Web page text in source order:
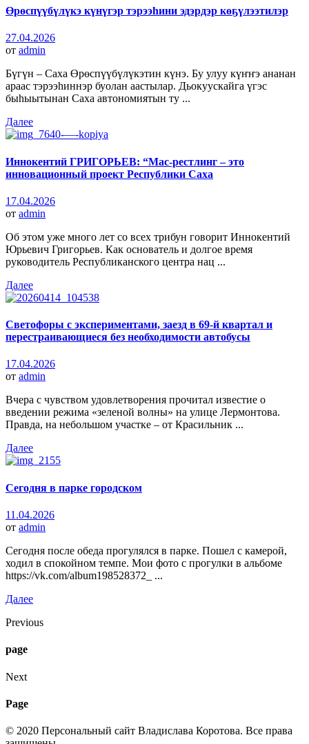
Өрөспүүбүлүкэ күнүгэр тэрээһини эдэрдэр көҕүлээтилэр
27.04.2026
от admin
Бүгүн – Саха Өрөспүүбүлүкэтин күнэ. Бу улуу күҥҥэ ананан
араас тэрээһиннэр буолан аастылар. Дьокуускайга үгэс
быһыытынан Саха автономиятын ту ...
Далее
Иннокентий ГРИГОРЬЕВ: “Мас-рестлинг – это
инновационный проект Республики Саха
17.04.2026
от admin
Об этом уже много лет со всех трибун говорит Иннокентий
Юрьевич Григорьев. Как основатель и долгое время
руководитель Республиканского центра нац ...
Далее
Светофоры с экспериментами, заезд в 69-й квартал и
перестраивающиеся без необходимости автобусы
17.04.2026
от admin
Вчера с чувством удовлетворения прочитал известие о
введении режима «зеленой волны» на улице Лермонтова.
Правда, на небольшом участке – от Красильник ...
Далее
Сегодня в парке городском
11.04.2026
от admin
Сегодня после обеда прогулялся в парке. Пошел с камерой,
ходил в спокойном темпе. Мои фото с прогулки в альбоме
https://vk.com/album198528372_ ...
Далее
Previous
page
Next
Page
© 2020 Персональный сайт Владислава Коротова. Все права